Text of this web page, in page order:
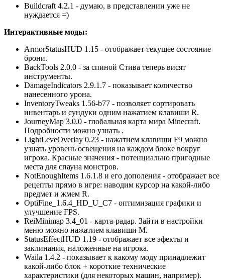
Buildcraft 4.2.1 - думаю, в представлении уже не
нуждается =)
Интерактивные моды:
ArmorStatusHUD 1.15 - отображает текущее состояние
брони.
BackTools 2.0.0 - за спиной Стива теперь висят
инструменты.
DamageIndicators 2.9.1.7 - показывает количество
нанесенного урона.
InventoryTweaks 1.56-b77 - позволяет сортировать
инвентарь и сундуки одним нажатием клавиши R.
JourneyMap 3.0.0 - глобальная карта мира Minecraft.
Подробности можно узнать .
LightLeveOverlay 0.23 - нажатием клавиши F9 можно
узнать уровень освещения на каждом блоке вокруг
игрока. Красные значения - потенциально пригодные
места для спауна монстров.
NotEnoughItems 1.6.1.8 и его дополения - отображает все
рецепты прямо в игре: наводим курсор на какой-либо
предмет и жмем R.
OptiFine_1.6.4_HD_U_C7 - оптимизация графики и
улучшение FPS.
ReiMinimap 3.4_01 - карта-радар. Зайти в настройки
меню можно нажатием клавиши M.
StatusEffectHUD 1.19 - отображает все эфекты и
заклинания, наложенные на игрока.
Waila 1.4.2 - показывает к какому моду принадлежит
какой-либо блок + короткие технические
характеристики (для некоторых машин, например).